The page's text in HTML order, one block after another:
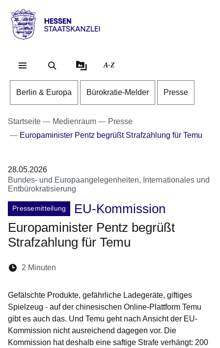
Hessen
Staatskanzlei
A-Z
Berlin & Europa Bürokratie-Melder Presse
Startseite Medienraum
Presse
Europaminister Pentz begrüßt Strafzahlung für Temu
28.05.2026
Bundes- und Europaangelegenheiten, Internationales und
Entbürokratisierung
Pressemitteilung
EU-Kommission
Europaminister Pentz begrüßt
Strafzahlung für Temu
Lesedauer:
2 Minuten
Gefälschte Produkte, gefährliche Ladegeräte, giftiges
Spielzeug - auf der chinesischen Online-Plattform Temu
gibt es auch das. Und Temu geht nach Ansicht der EU-
Kommission nicht ausreichend dagegen vor. Die
Kommission hat deshalb eine saftige Strafe verhängt: 200